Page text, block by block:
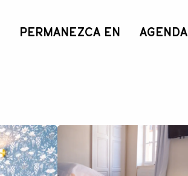
PERMANEZCA EN AGENDA